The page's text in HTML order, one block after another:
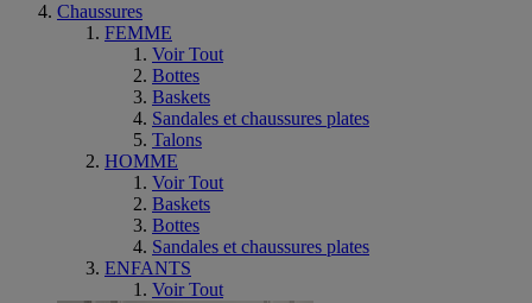
Chaussures
FEMME
Voir Tout
Bottes
Baskets
Sandales et chaussures plates
Talons
HOMME
Voir Tout
Baskets
Bottes
Sandales et chaussures plates
ENFANTS
Voir Tout